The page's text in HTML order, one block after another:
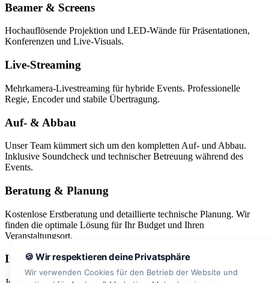
Beamer & Screens
Hochauflösende Projektion und LED-Wände für Präsentationen,
Konferenzen und Live-Visuals.
Live-Streaming
Mehrkamera-Livestreaming für hybride Events. Professionelle
Regie, Encoder und stabile Übertragung.
Auf- & Abbau
Unser Team kümmert sich um den kompletten Auf- und Abbau.
Inklusive Soundcheck und technischer Betreuung während des
Events.
Beratung & Planung
Kostenlose Erstberatung und detaillierte technische Planung. Wir
finden die optimale Lösung für Ihr Budget und Ihren
Veranstaltungsort.
Individuelle Beratung gewünscht?
🍪 Wir respektieren deine Privatsphäre
Wir verwenden Cookies für den Betrieb der Website und